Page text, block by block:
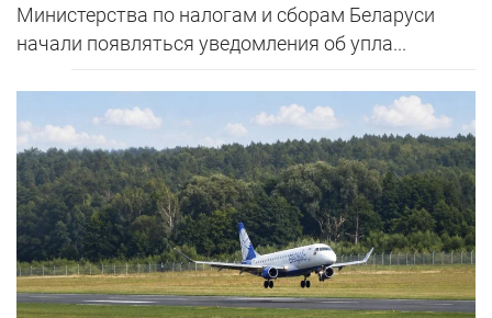
Министерства по налогам и сборам Беларуси
начали появляться уведомления об упла...